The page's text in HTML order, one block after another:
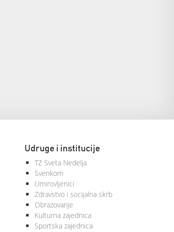
Udruge i institucije
TZ Sveta Nedelja
Svenkom
Umirovljenici
Zdravstvo i socijalna skrb
Obrazovanje
Kulturna zajednica
Sportska zajednica